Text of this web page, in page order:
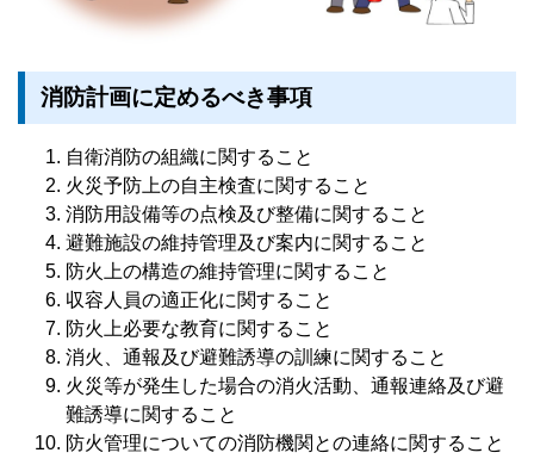
消防計画に定めるべき事項
自衛消防の組織に関すること
火災予防上の自主検査に関すること
消防用設備等の点検及び整備に関すること
避難施設の維持管理及び案内に関すること
防火上の構造の維持管理に関すること
収容人員の適正化に関すること
防火上必要な教育に関すること
消火、通報及び避難誘導の訓練に関すること
火災等が発生した場合の消火活動、通報連絡及び避
難誘導に関すること
防火管理についての消防機関との連絡に関すること